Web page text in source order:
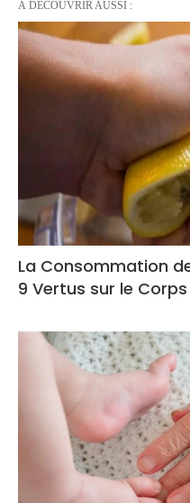
À DÉCOUVRIR AUSSI :
La Consommation
9 Vertus sur le Corps